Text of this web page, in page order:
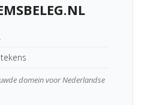
domein voor Nederlandse